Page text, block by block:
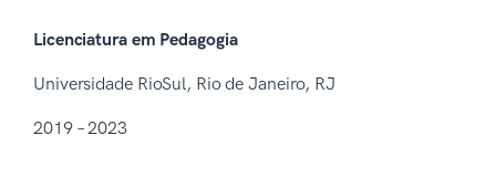
Licenciatura em Pedagogia
Universidade RioSul, Rio de Janeiro, RJ
2019 – 2023